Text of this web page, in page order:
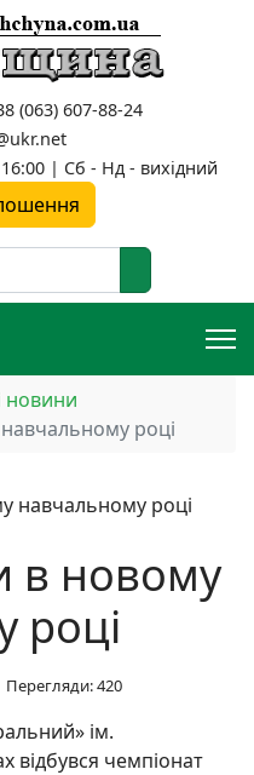
(063) 607-88-24
| Сб - Нд - вихідний
новини
році
в новому
році
Перегляди: 420
ім.
чемпіонат